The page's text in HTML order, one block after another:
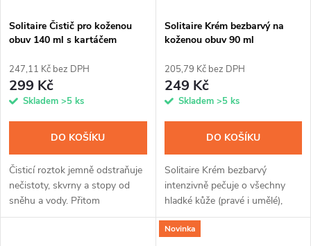
p
r
o
u
k
s
p
r
o
d
u
k
Solitaire Čistič pro koženou
obuv 140 ml s kartáčem
247,11 Kč bez DPH
299 Kč
Skladem >5 ks
DO KOŠÍKU
Čisticí roztok jemně odstraňuje
nečistoty, skvrny a stopy od
sněhu a vody. Přitom
zachovává charakteristické
Solitaire Krém bezbarvý na
koženou obuv 90 ml
205,79 Kč bez DPH
249 Kč
Skladem >5 ks
DO KOŠÍKU
Solitaire Krém bezbarvý
intenzivně pečuje o všechny
hladké kůže (pravé i umělé),
zachovává jejich přirozený
vzhled a dodává jemný lesk.
Novinka